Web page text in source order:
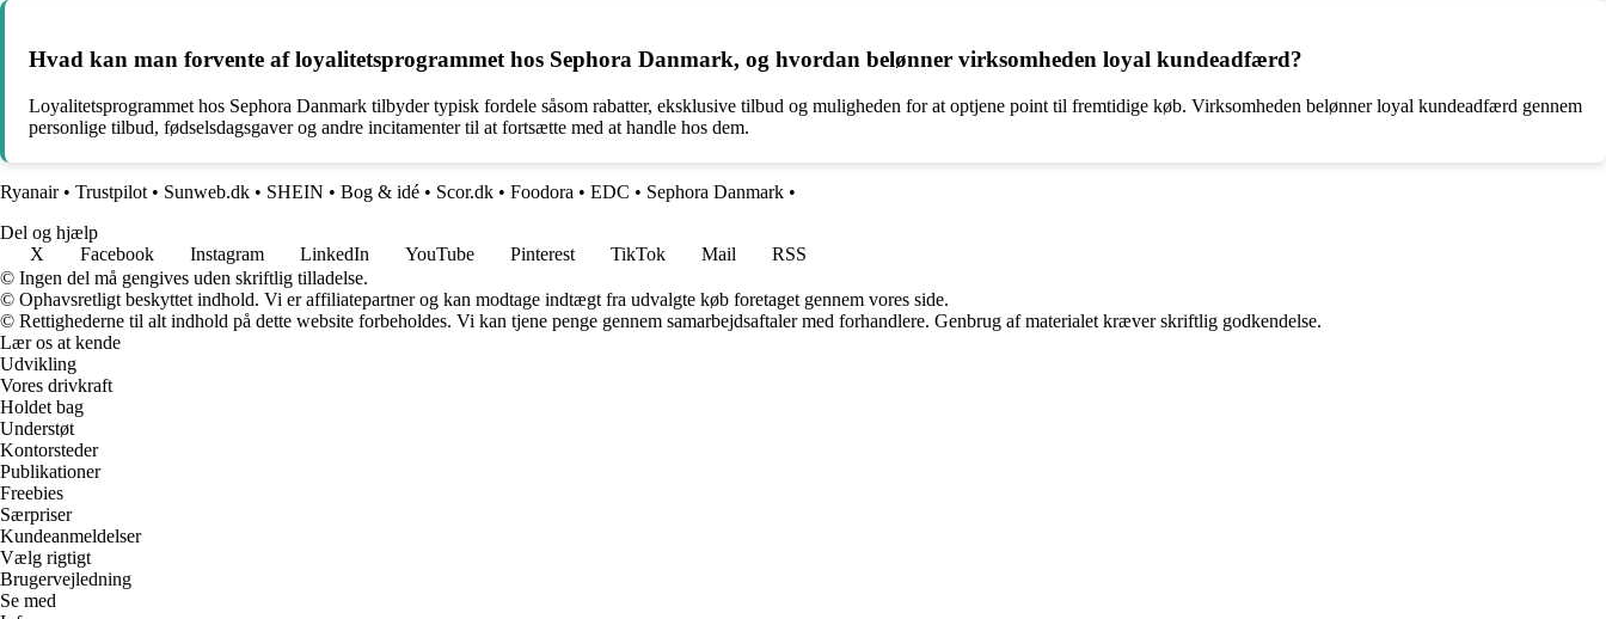
Hvad kan man forvente af loyalitetsprogrammet hos Sephora Danmark, og hvordan belønner virksomheden loyal kundeadfærd?
Loyalitetsprogrammet hos Sephora Danmark tilbyder typisk fordele såsom rabatter, eksklusive tilbud og muligheden for at optjene point til fremtidige køb. Virksomheden belønner loyal kundeadfærd gennem
personlige tilbud, fødselsdagsgaver og andre incitamenter til at fortsætte med at handle hos dem.
Ryanair• Trustpilot • Sunweb.dk • SHEIN • Bog & idé • Scor.dk • Foodora • EDC • Sephora Danmark •
Del og hjælp
X
Facebook Instagram LinkedIn YouTube Pinterest TikTok Mail
RSS
© Ingen del må gengives uden skriftlig tilladelse.
© Ophavsretligt beskyttet indhold. Vi er affiliatepartner og kan modtage indtægt fra udvalgte køb foretaget gennem vores side.
© Rettighederne til alt indhold på dette website forbeholdes. Vi kan tjene penge gennem samarbejdsaftaler med forhandlere. Genbrug af materialet kræver skriftlig godkendelse.
Lær os at kende
Udvikling
Vores drivkraft
Holdet bag
Understøt
Kontorsteder
Publikationer
Freebies
Særpriser
Kundeanmeldelser
Vælg rigtigt
Brugervejledning
Se med